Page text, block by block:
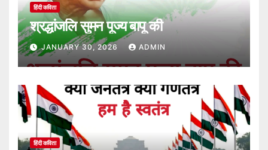
हिंदी कविता
श्रद्धांजलि सुमन पूज्य बापू की
JANUARY 30, 2026 ADMIN
हिंदी कविता